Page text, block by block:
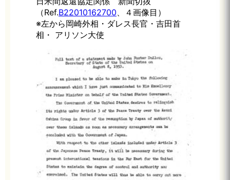
（Ref.B22010162700、４画像目）
※左から岡崎外相・ダレス長官・吉田首
相・ アリソン大使